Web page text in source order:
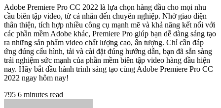
Adobe Premiere Pro CC 2022 là lựa chọn hàng đầu cho mọi nhu
cầu biên tập video, từ cá nhân đến chuyên nghiệp. Nhờ giao diện
thân thiện, tích hợp nhiều công cụ mạnh mẽ và khả năng kết nối với
các phần mềm Adobe khác, Premiere Pro giúp bạn dễ dàng sáng tạo
ra những sản phẩm video chất lượng cao, ấn tượng. Chỉ cần đáp
ứng đúng cấu hình, tải và cài đặt đúng hướng dẫn, bạn đã sẵn sàng
trải nghiệm sức mạnh của phần mềm biên tập video hàng đầu hiện
nay. Hãy bắt đầu hành trình sáng tạo cùng Adobe Premiere Pro CC
2022 ngay hôm nay!
795 6 minutes read